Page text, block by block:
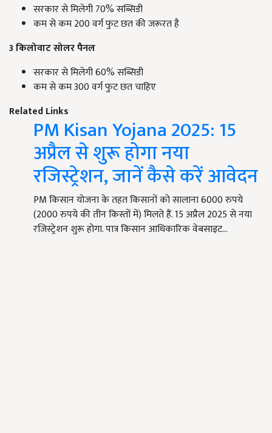
सरकार से मिलेगी 70% सब्सिडी
कम से कम 200 वर्ग फुट छत की जरूरत है
3 किलोवाट सोलर पैनल
सरकार से मिलेगी 60% सब्सिडी
कम से कम 300 वर्ग फुट छत चाहिए
Related Links
PM Kisan Yojana 2025: 15
अप्रैल से शुरू होगा नया
रजिस्ट्रेशन, जानें कैसे करें आवेदन
PM किसान योजना के तहत किसानों को सालाना 6000 रुपये
(2000 रुपये की तीन किस्तों में) मिलते हैं. 15 अप्रैल 2025 से नया
रजिस्ट्रेशन शुरू होगा. पात्र किसान आधिकारिक वेबसाइट…